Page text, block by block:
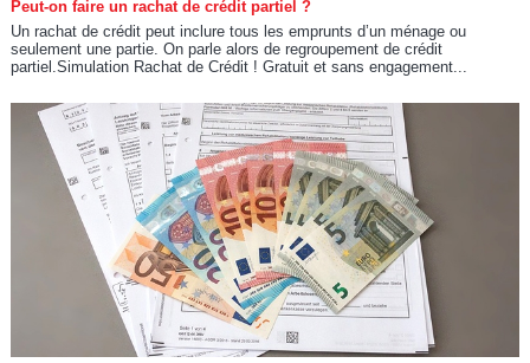
Peut-on faire un rachat de crédit partiel ?
Un rachat de crédit peut inclure tous les emprunts d’un ménage ou
seulement une partie. On parle alors de regroupement de crédit
partiel.Simulation Rachat de Crédit ! Gratuit et sans engagement...